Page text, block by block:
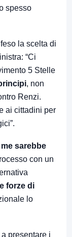
spesso
la scelta di
“Ci
5 Stelle
, non
Renzi.
ai cittadini per
sarebbe
con un
forze di
lo
presentare i